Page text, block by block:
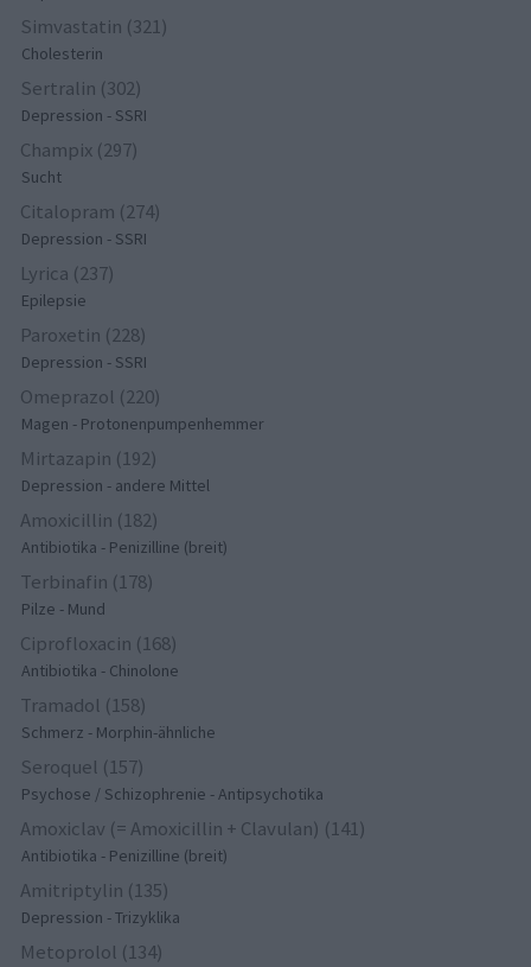
Simvastatin (321)
Cholesterin
Sertralin (302)
Depression - SSRI
Champix (297)
Sucht
Citalopram (274)
Depression - SSRI
Lyrica (237)
Epilepsie
Paroxetin (228)
Depression - SSRI
Omeprazol (220)
Magen - Protonenpumpenhemmer
Mirtazapin (192)
Depression - andere Mittel
Amoxicillin (182)
Antibiotika - Penizilline (breit)
Terbinafin (178)
Pilze - Mund
Ciprofloxacin (168)
Antibiotika - Chinolone
Tramadol (158)
Schmerz - Morphin-ähnliche
Seroquel (157)
Psychose / Schizophrenie - Antipsychotika
Amoxiclav (= Amoxicillin + Clavulan) (141)
Antibiotika - Penizilline (breit)
Amitriptylin (135)
Depression - Trizyklika
Metoprolol (134)